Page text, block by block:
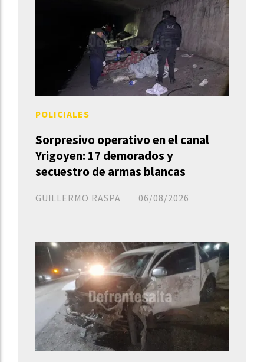
Sorpresivo operativo en el canal
Yrigoyen: 17 demorados y
secuestro de armas blancas
GUILLERMO RASPA
POLICIALES
06/08/2026